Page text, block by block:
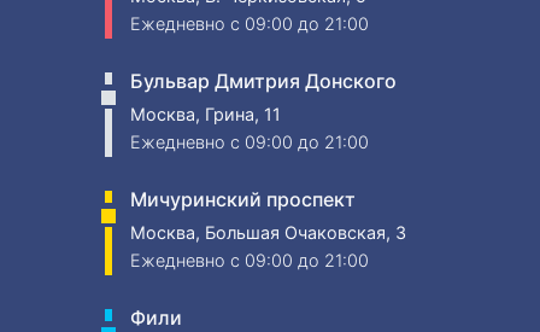
Ежедневно c 09:00 до 21:00
Бульвар Дмитрия Донского
Москва, Грина, 11
Ежедневно c 09:00 до 21:00
Мичуринский проспект
Москва, Большая Очаковская, 3
Ежедневно c 09:00 до 21:00
Фили